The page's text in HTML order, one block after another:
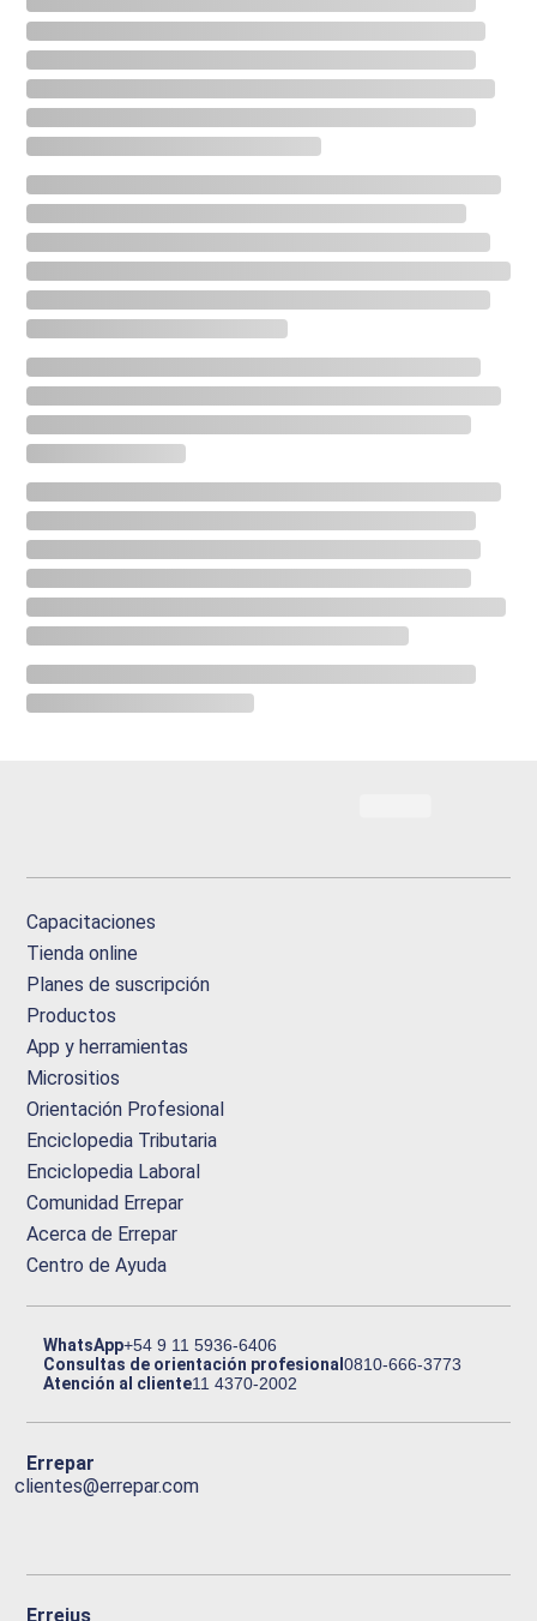
Capacitaciones
Tienda online
Planes de suscripción
Productos
App y herramientas
Micrositios
Orientación Profesional
Enciclopedia Tributaria
Enciclopedia Laboral
Comunidad Errepar
Acerca de Errepar
Centro de Ayuda
WhatsApp+54 9 11 5936-6406
Consultas de orientación profesional0810-666-3773
Atención al cliente11 4370-2002
Errepar
clientes@errepar.com
Erreius